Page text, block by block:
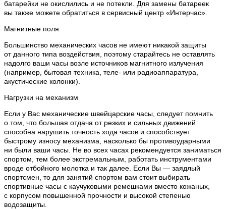
батарейки не окислились и не потекли. Для замены батареек
вы также можете обратиться в сервисный центр «Интерчас».
Магнитные поля
Большинство механических часов не имеют никакой защиты
от данного типа воздействия, поэтому старайтесь не оставлять
надолго ваши часы возле источников магнитного излучения
(например, бытовая техника, теле- или радиоаппаратура,
акустические колонки).
Нагрузки на механизм
Если у Вас механические швейцарские часы, следует помнить
о том, что большая отдача от резких и сильных движений
способна нарушить точность хода часов и способствует
быстрому износу механизма, насколько бы противоударными
ни были ваши часы. Не во всех часах рекомендуется заниматься
спортом, тем более экстремальным, работать инструментами
вроде отбойного молотка и так далее. Если Вы — заядлый
спортсмен, то для занятий спортом вам стоит выбирать
спортивные часы с каучуковыми ремешками вместо кожаных,
с корпусом повышенной прочности и высокой степенью
водозащиты.